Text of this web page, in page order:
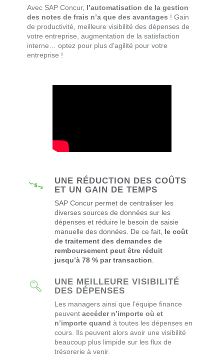
Avec SAP Concur, l’automatisation de la gestion
des notes de frais n’a que des avantages ! Gain
de productivité, meilleure visibilité des dépenses de
votre entreprise, augmentation de la satisfaction
interne… optez pour plus d’agilité pour votre
entreprise !
UNE RÉDUCTION DES COÛTS
ET UN GAIN DE TEMPS
SAP Concur permet de centraliser les
diverses sources de données sur les
dépenses et réduire le besoin de saisie
manuelle des données. De ce fait, le coût
de traitement des demandes de
remboursement peut être réduit
jusqu’à 78 % par transaction
UNE MEILLEURE VISIBILITÉ
DES DÉPENSES
Les managers ainsi que l’équipe finance
peuvent accéder n’importe où et
n’importe quand à toutes les dépenses en
cours. Ils peuvent alors avoir une visibilité
beaucoup plus limpide sur les flux de
trésorerie à venir.